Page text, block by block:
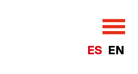
ES EN